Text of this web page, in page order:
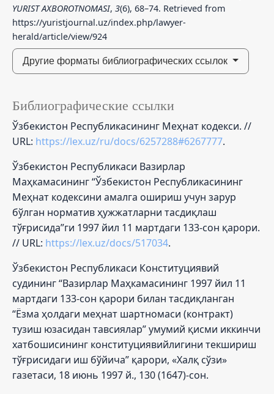
YURIST AXBOROTNOMASI, 3(6), 68–74. Retrieved from
https://yuristjournal.uz/index.php/lawyer-
herald/article/view/924
Другие форматы библиографических ссылок
Библиографические ссылки
Ўзбекистон Республикасининг Меҳнат кодекси. //
URL: https://lex.uz/ru/docs/6257288#6267777.
Ўзбекистон Республикаси Вазирлар
Маҳкамасининг “Ўзбекистон Республикасининг
Меҳнат кодексини амалга ошириш учун зарур
бўлган норматив ҳужжатларни тасдиқлаш
тўғрисида”ги 1997 йил 11 мартдаги 133-сон қарори.
// URL: https://lex.uz/docs/517034.
Ўзбекистон Республикаси Конституциявий
судининг “Вазирлар Маҳкамасининг 1997 йил 11
мартдаги 133-сон қарори билан тасдиқланган
“Ёзма ҳолдаги меҳнат шартномаси (контракт)
тузиш юзасидан тавсиялар” умумий қисми иккинчи
хатбошисининг конституциявийлигини текшириш
тўғрисидаги иш бўйича” қарори, «Халқ сўзи»
газетаси, 18 июнь 1997 й., 130 (1647)-сон.